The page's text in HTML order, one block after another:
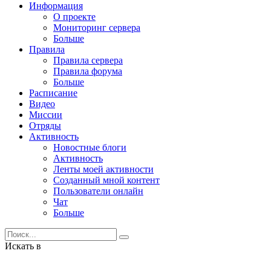
Информация
О проекте
Мониторинг сервера
Больше
Правила
Правила сервера
Правила форума
Больше
Расписание
Видео
Миссии
Отряды
Активность
Новостные блоги
Активность
Ленты моей активности
Созданный мной контент
Пользователи онлайн
Чат
Больше
Искать в